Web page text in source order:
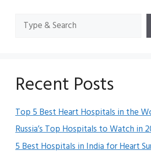
Search
Recent Posts
Top 5 Best Heart Hospitals in the
Russia’s Top Hospitals to Watch in
5 Best Hospitals in India for Heart